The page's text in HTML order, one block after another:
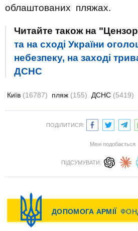
облаштованих пляжах.
Читайте також на
та на сході України
небезпеку, на заході
ДСНС
Київ (16787) пляж (155) ДСНС (5419)
ПОДІЛИТИСЯ:
Мені подобається
ПІДСУМУВАТИ: